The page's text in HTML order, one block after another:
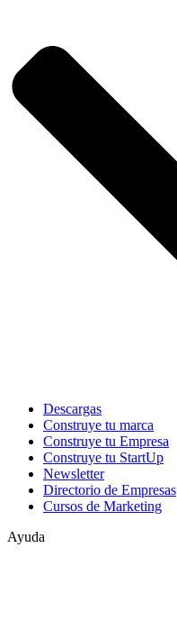
Descargas
Construye tu marca
Construye tu Empresa
Construye tu StartUp
Newsletter
Directorio de Empresas
Cursos de Marketing
Ayuda